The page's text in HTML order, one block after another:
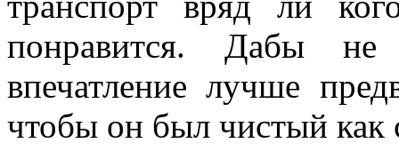
понравится. Дабы
впечатление лучше
чтобы он был чистый как